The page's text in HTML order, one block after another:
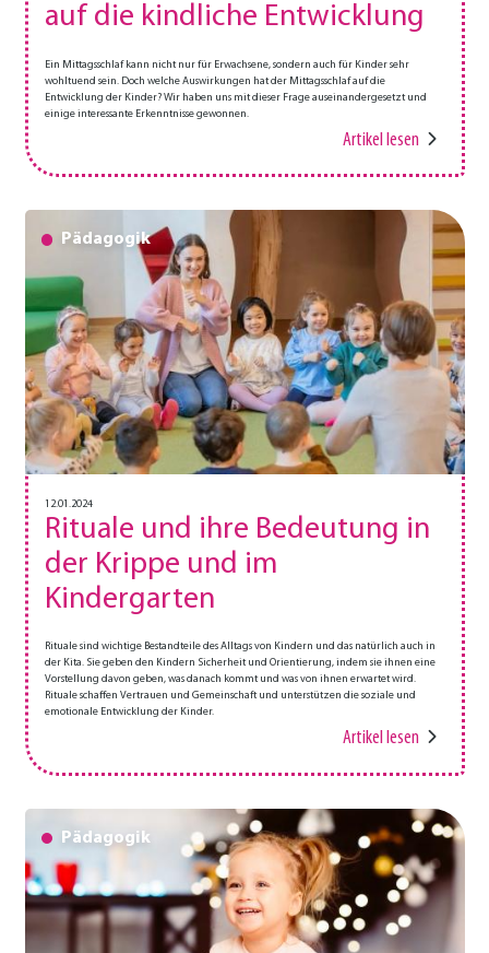
auf die kindliche Entwicklung
Ein Mittagsschlaf kann nicht nur für Erwachsene, sondern auch für Kinder sehr
wohltuend sein. Doch welche Auswirkungen hat der Mittagsschlaf auf die
Entwicklung der Kinder? Wir haben uns mit dieser Frage auseinandergesetzt und
einige interessante Erkenntnisse gewonnen.
Artikel lesen
Pädagogik
12.01.2024
Rituale und ihre Bedeutung in
der Krippe und im
Kindergarten
Rituale sind wichtige Bestandteile des Alltags von Kindern und das natürlich auch in
der Kita. Sie geben den Kindern Sicherheit und Orientierung, indem sie ihnen eine
Vorstellung davon geben, was danach kommt und was von ihnen erwartet wird.
Rituale schaffen Vertrauen und Gemeinschaft und unterstützen die soziale und
emotionale Entwicklung der Kinder.
Artikel lesen
Pädagogik